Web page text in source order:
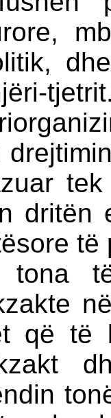
dritën
të
tona
që të